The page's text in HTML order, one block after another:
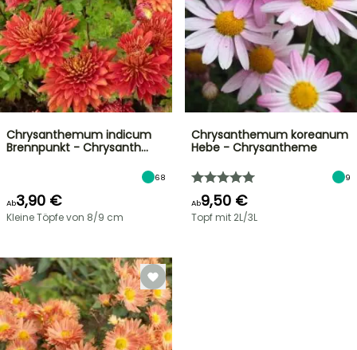
Chrysanthemum indicum
Brennpunkt - Chrysanth…
68
Ab3,90 €
Kleine Töpfe von 8/9 cm
Chrysanthemum koreanum
Hebe - Chrysantheme
9
Ab9,50 €
Topf mit 2L/3L